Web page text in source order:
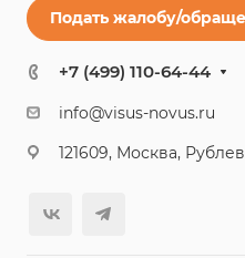
Подать жалобу/
+7 (499) 110-64-44
info@visus-novus.ru
121609, Москва,